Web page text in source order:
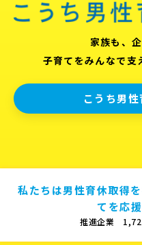
家族も、
子育てをみんなで支
こうち男
私たちは男性育休取得
てを応
推進企業